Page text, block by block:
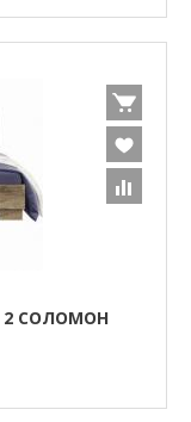
2 СОЛОМОН